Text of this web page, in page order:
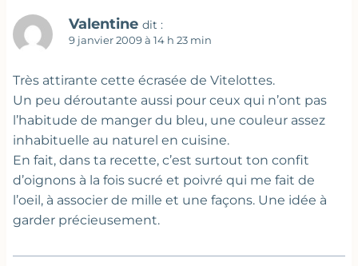
Valentine dit :
9 janvier 2009 à 14 h 23 min
Très attirante cette écrasée de Vitelottes.
Un peu déroutante aussi pour ceux qui n’ont pas
l’habitude de manger du bleu, une couleur assez
inhabituelle au naturel en cuisine.
En fait, dans ta recette, c’est surtout ton confit
d’oignons à la fois sucré et poivré qui me fait de
l’oeil, à associer de mille et une façons. Une idée à
garder précieusement.